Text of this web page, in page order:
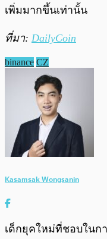
เพิ่มมากขึ้นเท่านั้น
ที่มา: DailyCoin
binance CZ
Kasamsak Wongsanin
เด็กยุคใหม่ที่ชอบในก